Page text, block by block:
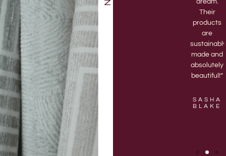
Their
products
are
made and
absolutely
beautiful!”
SASHA
BLAKE